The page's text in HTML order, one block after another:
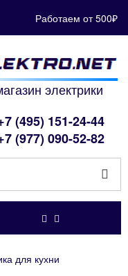
Работаем от 500₽
электрики
(495) 151-24-44
(977) 090-52-82
для кухни